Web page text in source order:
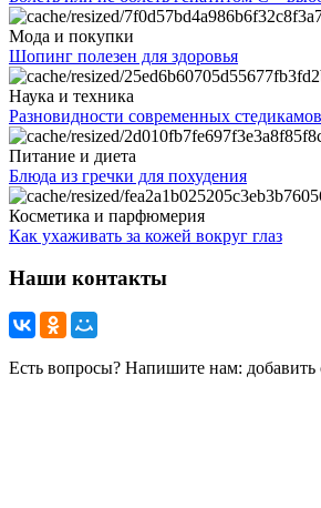
Мода и покупки
Шопинг полезен для здоровья
Наука и техника
Разновидности современных стедикамов
Питание и диета
Блюда из гречки для похудения
Косметика и парфюмерия
Как ухаживать за кожей вокруг глаз
Наши контакты
Есть вопросы? Напишите нам: добавить